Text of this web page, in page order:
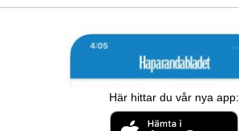
Här hittar du vår nya app: